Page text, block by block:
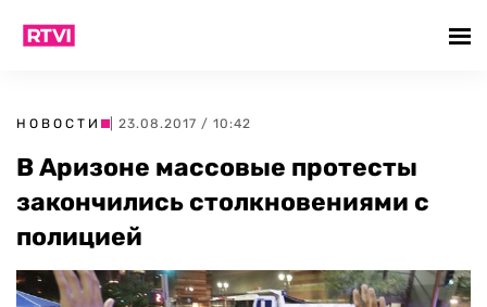
НОВОСТИ | 23.08.2017 / 10:42
В Аризоне массовые протесты
закончились столкновениями с
полицией